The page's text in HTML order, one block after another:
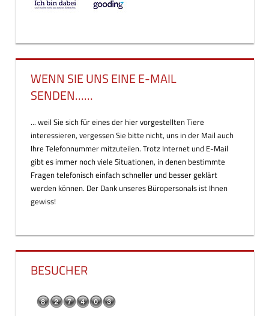
WENN SIE UNS EINE E-MAIL
SENDEN……
... weil Sie sich für eines der hier vorgestellten Tiere
interessieren, vergessen Sie bitte nicht, uns in der Mail auch
Ihre Telefonnummer mitzuteilen. Trotz Internet und E-Mail
gibt es immer noch viele Situationen, in denen bestimmte
Fragen telefonisch einfach schneller und besser geklärt
werden können. Der Dank unseres Büropersonals ist Ihnen
gewiss!
BESUCHER